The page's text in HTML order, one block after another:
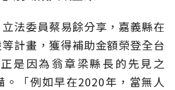
法委員蔡易餘分享，嘉義縣在
計畫，獲得補助金額榮登全台
是因為翁章梁縣長的先見之
。「例如早在2020年，當無人